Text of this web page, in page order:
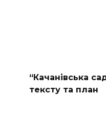
“Качанівська
тексту та план